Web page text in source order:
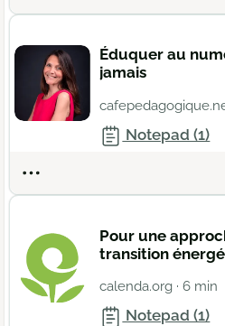
Éduquer au
jamais
Notepad (1)
Pour une
transition
calenda.org · 6 min
Notepad (1)